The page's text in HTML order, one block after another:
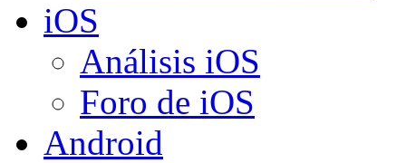
iOS
Análisis iOS
Foro de iOS
Android